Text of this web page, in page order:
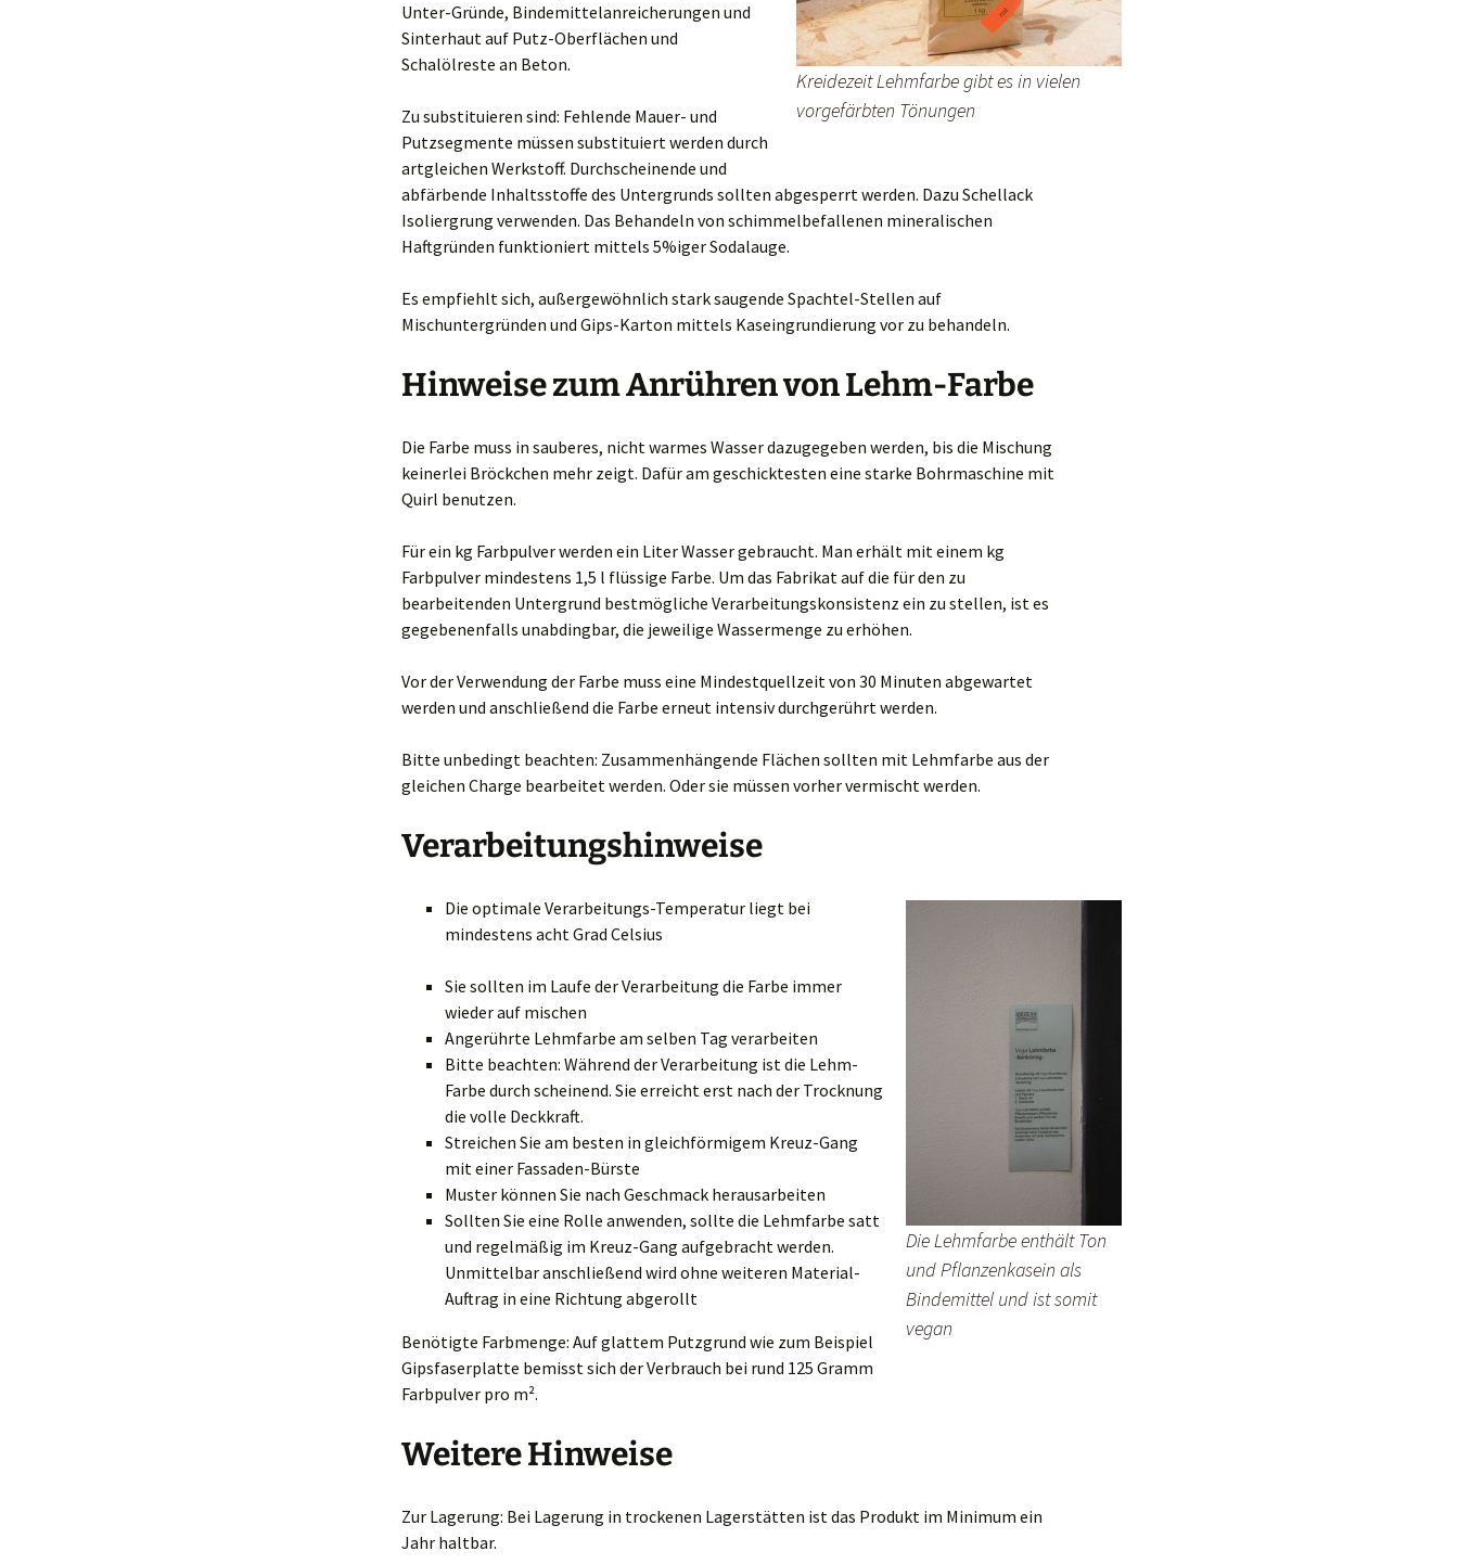
Kreidezeit Lehmfarbe gibt es in vielen
vorgefärbten Tönungen
Unter-Gründe, Bindemittelanreicherungen und
Sinterhaut auf Putz-Oberflächen und
Schalölreste an Beton.
Zu substituieren sind: Fehlende Mauer- und
Putzsegmente müssen substituiert werden durch
artgleichen Werkstoff. Durchscheinende und
abfärbende Inhaltsstoffe des Untergrunds sollten abgesperrt werden. Dazu Schellack
Isoliergrung verwenden. Das Behandeln von schimmelbefallenen mineralischen
Haftgründen funktioniert mittels 5%iger Sodalauge.
Es empfiehlt sich, außergewöhnlich stark saugende Spachtel-Stellen auf
Mischuntergründen und Gips-Karton mittels Kaseingrundierung vor zu behandeln.
Hinweise zum Anrühren von Lehm-Farbe
Die Farbe muss in sauberes, nicht warmes Wasser dazugegeben werden, bis die Mischung
keinerlei Bröckchen mehr zeigt. Dafür am geschicktesten eine starke Bohrmaschine mit
Quirl benutzen.
Für ein kg Farbpulver werden ein Liter Wasser gebraucht. Man erhält mit einem kg
Farbpulver mindestens 1,5 l flüssige Farbe. Um das Fabrikat auf die für den zu
bearbeitenden Untergrund bestmögliche Verarbeitungskonsistenz ein zu stellen, ist es
gegebenenfalls unabdingbar, die jeweilige Wassermenge zu erhöhen.
Vor der Verwendung der Farbe muss eine Mindestquellzeit von 30 Minuten abgewartet
werden und anschließend die Farbe erneut intensiv durchgerührt werden.
Bitte unbedingt beachten: Zusammenhängende Flächen sollten mit Lehmfarbe aus der
gleichen Charge bearbeitet werden. Oder sie müssen vorher vermischt werden.
Verarbeitungshinweise
Die Lehmfarbe enthält Ton
und Pflanzenkasein als
Bindemittel und ist somit
vegan
Die optimale Verarbeitungs-Temperatur liegt bei
mindestens acht Grad Celsius
Sie sollten im Laufe der Verarbeitung die Farbe immer
wieder auf mischen
Angerührte Lehmfarbe am selben Tag verarbeiten
Bitte beachten: Während der Verarbeitung ist die Lehm-
Farbe durch scheinend. Sie erreicht erst nach der Trocknung
die volle Deckkraft.
Streichen Sie am besten in gleichförmigem Kreuz-Gang
mit einer Fassaden-Bürste
Muster können Sie nach Geschmack herausarbeiten
Sollten Sie eine Rolle anwenden, sollte die Lehmfarbe satt
und regelmäßig im Kreuz-Gang aufgebracht werden.
Unmittelbar anschließend wird ohne weiteren Material-
Auftrag in eine Richtung abgerollt
Benötigte Farbmenge: Auf glattem Putzgrund wie zum Beispiel
Gipsfaserplatte bemisst sich der Verbrauch bei rund 125 Gramm
Farbpulver pro m².
Weitere Hinweise
Zur Lagerung: Bei Lagerung in trockenen Lagerstätten ist das Produkt im Minimum ein
Jahr haltbar.